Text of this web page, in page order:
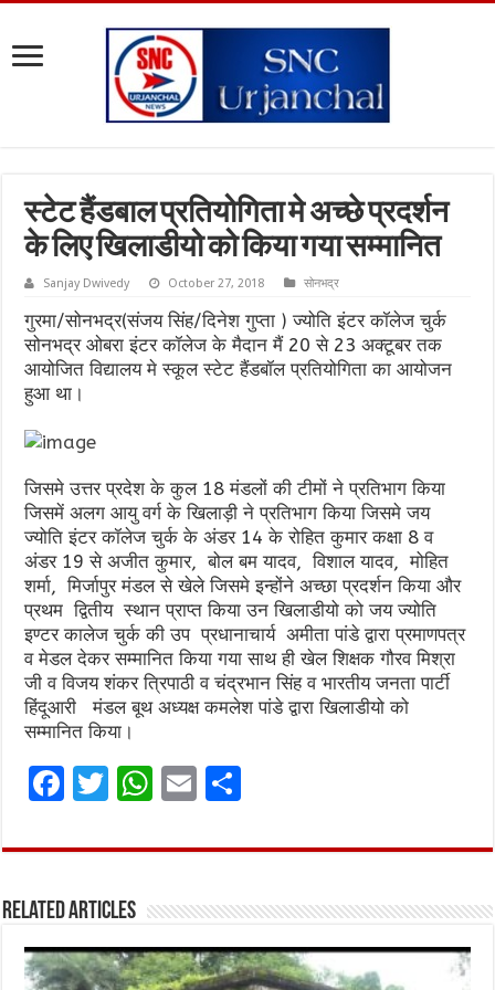
स्टेट हैंडबाल प्रतियोगिता मे अच्छे प्रदर्शन
के लिए खिलाडीयो को किया गया सम्मानित
Sanjay Dwivedy October 27, 2018 सोनभद्र
गुरमा/सोनभद्र(संजय सिंह/दिनेश गुप्ता ) ज्योति इंटर कॉलेज चुर्क
सोनभद्र ओबरा इंटर कॉलेज के मैदान मैं 20 से 23 अक्टूबर तक
आयोजित विद्यालय मे स्कूल स्टेट हैंडबॉल प्रतियोगिता का आयोजन
हुआ था।
जिसमे उत्तर प्रदेश के कुल 18 मंडलों की टीमों ने प्रतिभाग किया
जिसमें अलग आयु वर्ग के खिलाड़ी ने प्रतिभाग किया जिसमे जय
ज्योति इंटर कॉलेज चुर्क के अंडर 14 के रोहित कुमार कक्षा 8 व
अंडर 19 से अजीत कुमार, बोल बम यादव, विशाल यादव, मोहित
शर्मा, मिर्जापुर मंडल से खेले जिसमे इन्होंने अच्छा प्रदर्शन किया और
प्रथम द्वितीय स्थान प्राप्त किया उन खिलाडीयो को जय ज्योति
इण्टर कालेज चुर्क की उप प्रधानाचार्य अमीता पांडे द्वारा प्रमाणपत्र
व मेडल देकर सम्मानित किया गया साथ ही खेल शिक्षक गौरव मिश्रा
जी व विजय शंकर त्रिपाठी व चंद्रभान सिंह व भारतीय जनता पार्टी
हिंदूआरी मंडल बूथ अध्यक्ष कमलेश पांडे द्वारा खिलाडीयो को
सम्मानित किया।
F
ce
o
o
T
it
r
W
at
A
p
E
ai ar
Related Articles